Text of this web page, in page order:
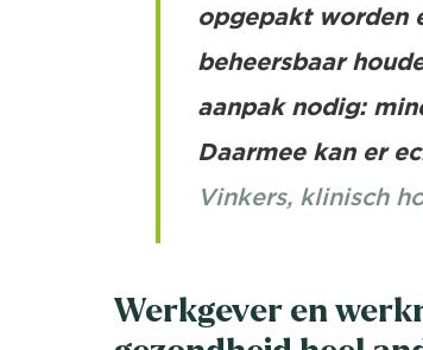
opgepakt worden
beheersbaar
aanpak nodig:
Daarmee kan er
Vinkers, klinisch
Werkgever en